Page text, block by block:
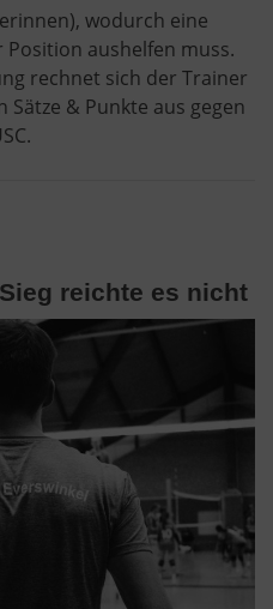
wodurch eine
aushelfen muss.
rechnet sich der Trainer
& Punkte aus gegen
reichte es nicht